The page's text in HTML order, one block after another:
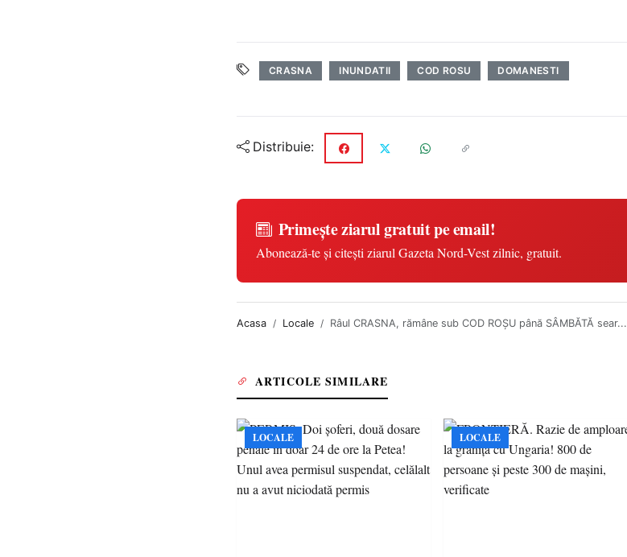
CRASNA INUNDATII COD ROSU DOMANESTI
Distribuie:
Primește ziarul gratuit pe email!
Abonează-te și citești ziarul Gazeta Nord-Vest zilnic, gratuit.
Acasa Locale Râul CRASNA, rămâne sub COD ROŞU până SÂMBĂTĂ sear...
ARTICOLE SIMILARE
LOCALE LOCALE